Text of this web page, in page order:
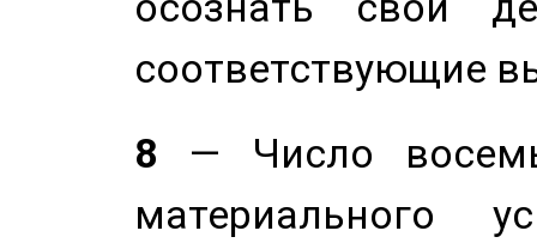
соответствующие
8 — Число
материального